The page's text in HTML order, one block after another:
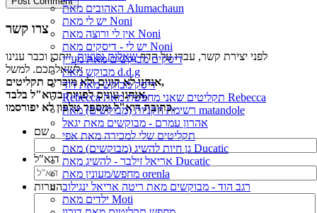
האהובים מאת Alumachaun
יש לי מאת Noni
אין לי ורוצה מאת Noni
יש לי - דיסקים מאת Noni
דיסקים מבוקשים מאת מעיין
מבוקש מאת d.d.g
דיסק מבוקש מאת דוד
Rebecca תקליטים שאני מחפשת מאת Rebecca
רשימת הקניות (מבוקשים) מאת matandole
אהרון עמרם - מבוקשים מאת יגאל
תקליטים שלי למכירה מאת אפי
גן חיות להשיג (מבוקשים) מאת Ducatic
אריאל זילבר - להשיג מאת Ducatic
מחפש/מעונין מאת orenla
רגב הוד - מבוקשים מאת ריטה אריאל ינגילוב
ילדים מאת Moti
צרו קשר
לפני יצירת קשר, עברו על הדףשאלות נפוצות, ייתכן וכבר ענינו
לשאלתכם. למשל:
אנחנו לא קונים ולא מוכרים תקליטים,
אנחנו עונים לפניות בדוא"ל בלבד,
כתובת דוא"ל ומספר טלפון לא יפורסמו.
שם
דוא"ל
הערות